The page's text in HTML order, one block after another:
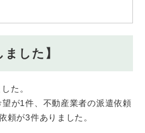
した】
た。
が1件、不動産業者の派遣依頼
頼が3件ありました。